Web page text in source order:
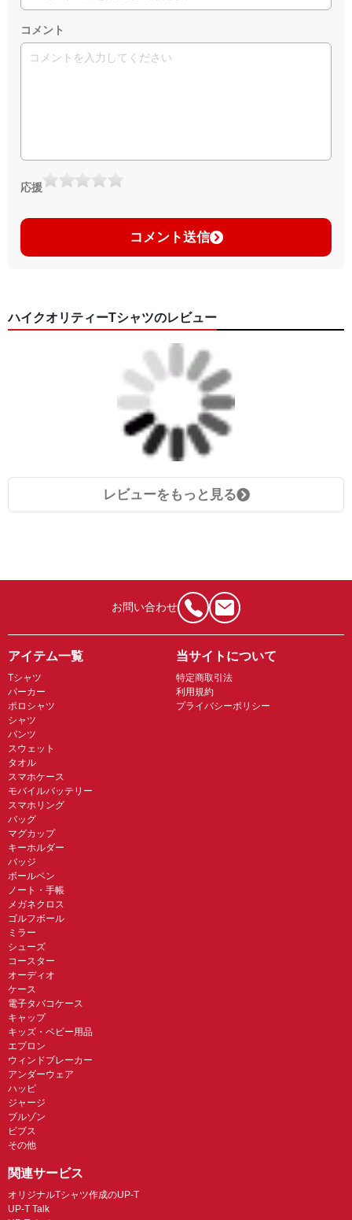
コメント
応援
コメント送信
ハイクオリティーTシャツのレビュー
レビューをもっと見る
お問い合わせ
アイテム一覧
Tシャツ
パーカー
ポロシャツ
シャツ
パンツ
スウェット
タオル
スマホケース
モバイルバッテリー
スマホリング
バッグ
マグカップ
キーホルダー
バッジ
ボールペン
ノート・手帳
メガネクロス
ゴルフボール
ミラー
シューズ
コースター
オーディオ
ケース
電子タバコケース
キャップ
キッズ・ベビー用品
エプロン
ウィンドブレーカー
アンダーウェア
ハッピ
ジャージ
ブルゾン
ビブス
その他
当サイトについて
特定商取引法
利用規約
プライバシーポリシー
関連サービス
オリジナルTシャツ作成のUP-T
UP-T Talk